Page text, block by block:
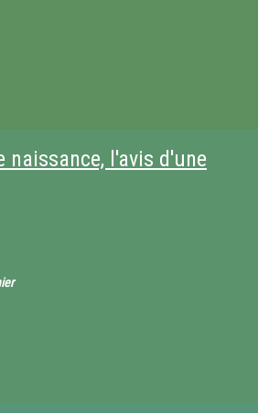
naissance, l'avis d'une